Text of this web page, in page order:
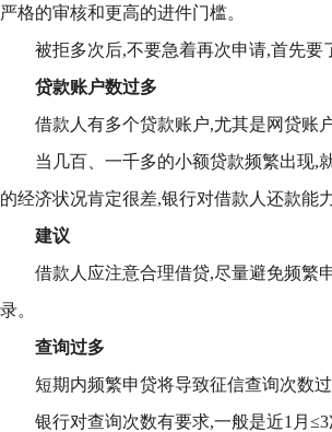
严格的审核和更高的进件门槛。
被拒多次后,不要急着再次申请,首先
贷款账户数过多
借款人有多个贷款账户,尤其是网贷账
当几百、一千多的小额贷款频繁出现,
的经济状况肯定很差,银行对借款人还款能
建议
借款人应注意合理借贷,尽量避免频繁
录。
查询过多
短期内频繁申贷将导致征信查询次数
银行对查询次数有要求,一般是近1月